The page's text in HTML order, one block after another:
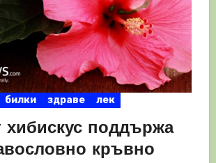
билки здраве лек
хибискус поддържа
кръвно